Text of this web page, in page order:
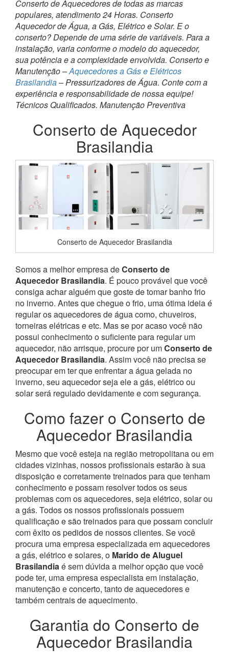
Conserto de Aquecedores de todas as marcas
populares, atendimento 24 Horas. Conserto
Aquecedor de Água, a Gás, Elétrico e Solar. E o
conserto? Depende de uma série de variáveis. Para a
instalação, varia conforme o modelo do aquecedor,
sua potência e a complexidade envolvida. Conserto e
Manutenção –Aquecedores a Gás e Elétricos
Brasilandia– Pressurizadores de Água. Conte com a
experiência e responsabilidade de nossa equipe!
Técnicos Qualificados. Manutenção Preventiva
Conserto de Aquecedor
Brasilandia
Conserto de Aquecedor Brasilandia
Somos a melhor empresa deConserto de
Aquecedor Brasilandia. É pouco provável que você
consiga achar alguém que goste de tomar banho frio
no inverno. Antes que chegue o frio, uma ótima ideia é
regular os aquecedores de água como, chuveiros,
torneiras elétricas e etc. Mas se por acaso você não
possui conhecimento o suficiente para regular um
aquecedor, não arrisque, procure por umConserto de
Aquecedor Brasilandia. Assim você não precisa se
preocupar em ter que enfrentar a água gelada no
inverno, seu aquecedor seja ele a gás, elétrico ou
solar será regulado devidamente e com segurança.
Como fazer o Conserto de
Aquecedor Brasilandia
Mesmo que você esteja na região metropolitana ou em
cidades vizinhas, nossos profissionais estarão à sua
disposição e corretamente treinados para que tenham
conhecimento e possam resolver todos os seus
problemas com os aquecedores, seja elétrico, solar ou
a gás. Todos os nossos profissionais possuem
qualificação e são treinados para que possam concluir
com êxito os pedidos de nossos clientes. Se você
procura uma empresa especializada em aquecedores
a gás, elétrico e solares, o Marido de Aluguel
Brasilandiaé sem dúvida a melhor opção que você
pode ter, uma empresa especialista em instalação,
manutenção e concerto, tanto de aquecedores e
também centrais de aquecimento.
Garantia do Conserto de
Aquecedor Brasilandia